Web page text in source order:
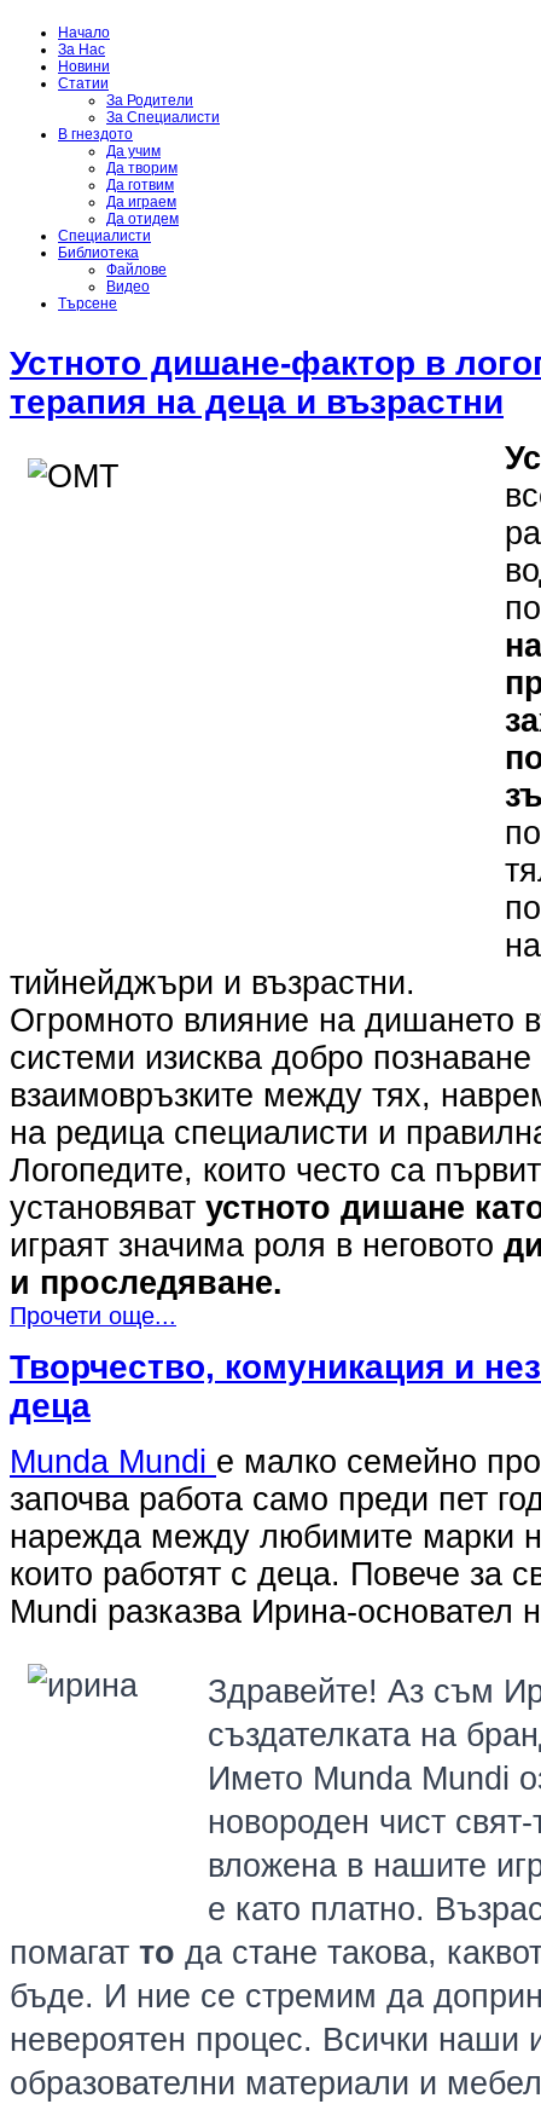
Начало
За Нас
Новини
Статии
За Родители
За Специалисти
В гнездото
Да учим
Да творим
Да готвим
Да играем
Да отидем
Специалисти
Библиотека
Файлове
Видео
Търсене
Устното дишане-фактор в
терапия на деца и възрастни
тийнейджъри и възрастни.
Огромното влияние на дишането
системи изисква добро познаване
взаимовръзките между тях,
на редица специалисти и
Логопедите, които често са
установяват устното дишане
играят значима роля в неговото
и проследяване.
Прочети още...
Творчество, комуникация и
деца
Munda Mundi е малко семейно
започва работа само преди пет
нарежда между любимите марки
които работят с деца. Повече за
Mundi разказва Ирина-основател
Здравейте! Аз съм
създателката на
Името Munda Mundi
новороден чист
вложена в нашите
е като платно.
помагат то да стане такова,
бъде. И ние се стремим да
невероятен процес. Всички наши
образователни материали и